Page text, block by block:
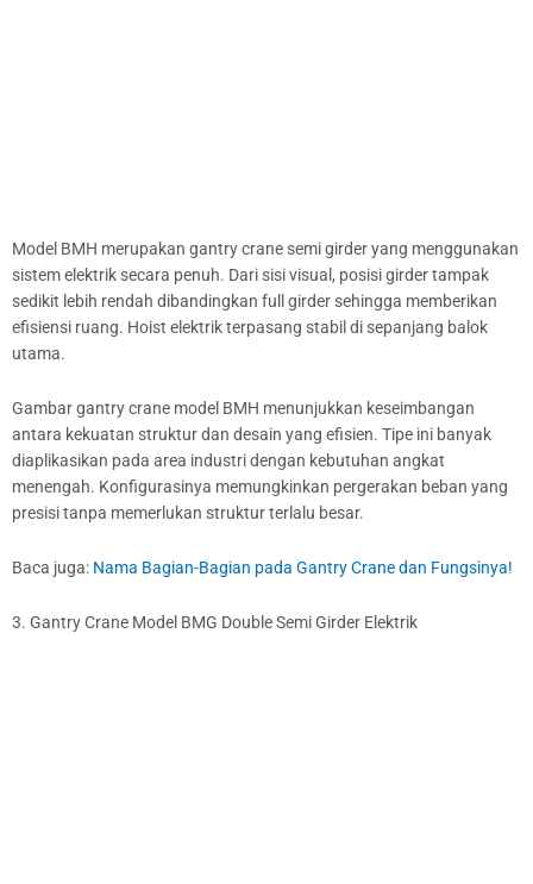
Model BMH merupakan gantry crane semi girder yang menggunakan
sistem elektrik secara penuh. Dari sisi visual, posisi girder tampak
sedikit lebih rendah dibandingkan full girder sehingga memberikan
efisiensi ruang. Hoist elektrik terpasang stabil di sepanjang balok
utama.
Gambar gantry crane model BMH menunjukkan keseimbangan
antara kekuatan struktur dan desain yang efisien. Tipe ini banyak
diaplikasikan pada area industri dengan kebutuhan angkat
menengah. Konfigurasinya memungkinkan pergerakan beban yang
presisi tanpa memerlukan struktur terlalu besar.
Baca juga: Nama Bagian-Bagian pada Gantry Crane dan Fungsinya!
3. Gantry Crane Model BMG Double Semi Girder Elektrik